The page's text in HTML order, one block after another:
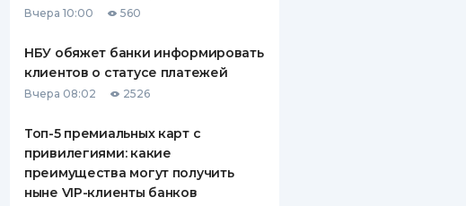
СТРАХОВАНИЮ
ВСЕ СТРАХОВЫЕ ПОЛИСЫ
ОТЗЫВЫ О СТРАХОВЫХ
КОМПАНИЯХ
Вчера 10:00 560
НБУ обяжет банки информировать
клиентов о статусе платежей
Вчера 08:02 2526
Топ-5 премиальных карт с
привилегиями: какие
преимущества могут получить
ныне VIP-клиенты банков